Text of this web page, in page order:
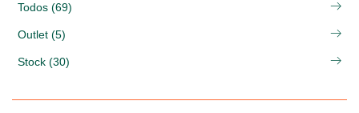
Todos (69)
Outlet (5)
Stock (30)